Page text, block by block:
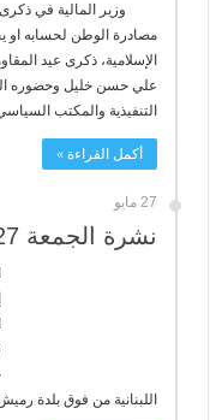
وزير المالية في ذكرى
مصادرة الوطن لحسابه او
الإسلامية، ذكرى عيد
علي حسن خليل وحضوره
التنفيذية والمكتب
أكمل القراءة »
27 مايو
نشرة الجمعة 27 أيار 2016 العدد 5013
اللبنانية من فوق بلدة